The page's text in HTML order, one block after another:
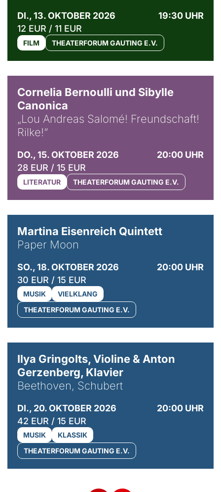
DI., 13. OKTOBER 2026
19:30 UHR
12 EUR / 11 EUR
FILM THEATERFORUM GAUTING E.V.
Cornelia Bernoulli und Sibylle
Canonica
„Lou Andreas Salomé! Freundschaft!
Rilke!“
DO., 15. OKTOBER 2026
20:00 UHR
28 EUR / 15 EUR
LITERATUR THEATERFORUM GAUTING E.V.
Martina Eisenreich Quintett
Paper Moon
SO., 18. OKTOBER 2026
20:00 UHR
30 EUR / 15 EUR
MUSIK
VIELKLANG
THEATERFORUM GAUTING E.V.
Ilya Gringolts, Violine & Anton
Gerzenberg, Klavier
Beethoven, Schubert
DI., 20. OKTOBER 2026
20:00 UHR
42 EUR / 15 EUR
MUSIK
KLASSIK
THEATERFORUM GAUTING E.V.